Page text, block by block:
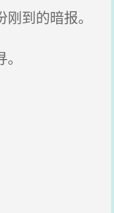
到的暗报。